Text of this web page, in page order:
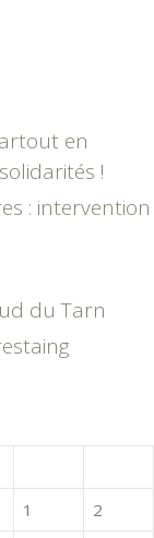
en
!
: intervention
du Tarn
1
2